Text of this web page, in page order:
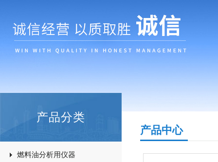
产品分类
燃料油分析用仪器
产品中心